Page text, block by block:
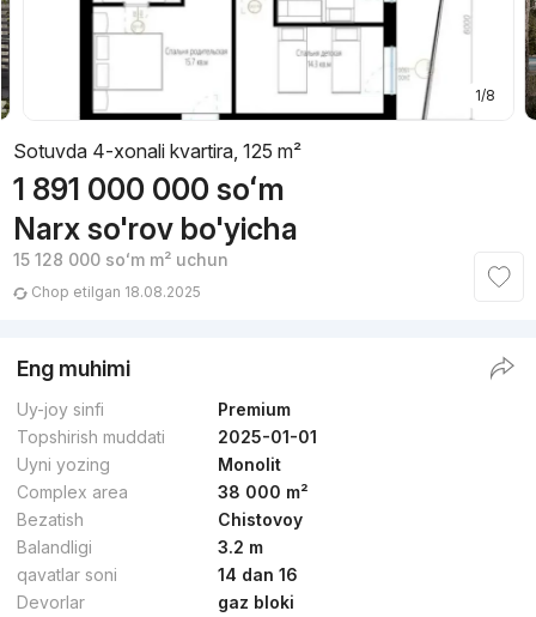
1/8
Sotuvda 4-xonali kvartira, 125 m²
1 891 000 000 soʻm
Narx so'rov bo'yicha
15 128 000 soʻmm² uchun
Chop etilgan 18.08.2025
Eng muhimi
Uy-joy sinfi
Premium
Topshirish muddati
2025-01-01
Uyni yozing
Monolit
Complex area
38 000 m²
Bezatish
Chistovoy
Balandligi
3.2 m
qavatlar soni
14 dan 16
Devorlar
gaz bloki